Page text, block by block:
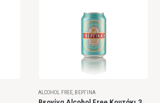
ALCOHOL FREE, ΒΕΡΓΊΝΑ